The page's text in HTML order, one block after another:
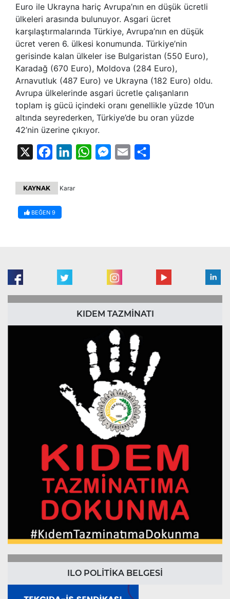
Euro ile Ukrayna hariç Avrupa’nın en düşük ücretli
ülkeleri arasında bulunuyor. Asgari ücret
karşılaştırmalarında Türkiye, Avrupa’nın en düşük
ücret veren 6. ülkesi konumunda. Türkiye’nin
gerisinde kalan ülkeler ise Bulgaristan (550 Euro),
Karadağ (670 Euro), Moldova (284 Euro),
Arnavutluk (487 Euro) ve Ukrayna (182 Euro) oldu.
Avrupa ülkelerinde asgari ücretle çalışanların
toplam iş gücü içindeki oranı genellikle yüzde 10’un
altında seyrederken, Türkiye’de bu oran yüzde
42’nin üzerine çıkıyor.
FacebookLinkedInWhatsAppMessenger
Email
KAYNAK Karar
BEĞEN 9
KIDEM TAZMİNATI
ILO POLİTİKA BELGESİ